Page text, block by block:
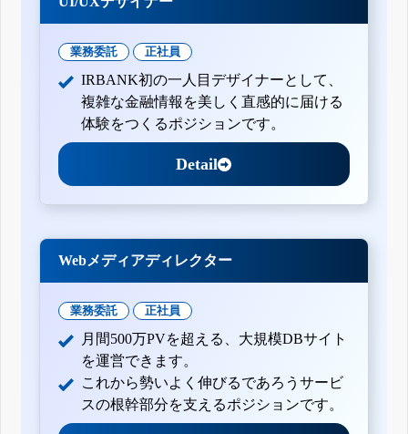
業務委託 正社員
IRBANK初の一人目デザイナーとして、
複雑な金融情報を美しく直感的に届ける
体験をつくるポジションです。
Detail
Webメディアディレクター
業務委託 正社員
月間500万PVを超える、大規模DBサイト
を運営できます。
これから勢いよく伸びるであろうサービ
スの根幹部分を支えるポジションです。